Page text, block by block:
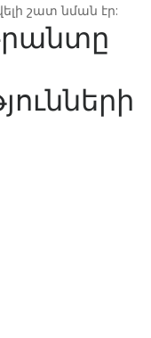
շատ նման էր: